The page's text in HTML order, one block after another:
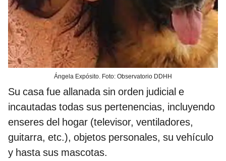
Ángela Expósito. Foto: Observatorio DDHH
Su casa fue allanada sin orden judicial e
incautadas todas sus pertenencias, incluyendo
enseres del hogar (televisor, ventiladores,
guitarra, etc.), objetos personales, su vehículo
y hasta sus mascotas.